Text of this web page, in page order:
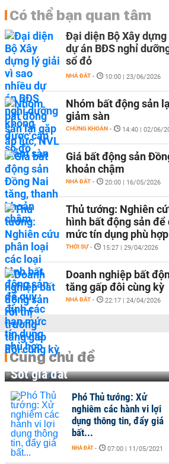
Có thể bạn quan tâm
Đại diện Bộ Xây
dự án BĐS nghỉ
sổ đỏ
NHÀ ĐẤT - 10:00 | 23/06/2026
Nhóm bất động sản
giảm sàn
CHỨNG KHOÁN - 14:40 | 02/06/
Giá bất động sản
khoản chậm
NHÀ ĐẤT - 20:00 | 16/05/2026
Thủ tướng: Nghiên
hình bất động sản
mức tín dụng phù hợp
THỜI SỰ - 15:27 | 29/04/2026
Doanh nghiệp bất
tăng gấp đôi cùng kỳ
NHÀ ĐẤT - 22:17 | 24/04/2026
Cùng chủ đề
Sốt giá đất
Phó Thủ tướng: Xử
nghiêm các hành vi lợi
dụng thông tin, đẩy giá
bất...
NHÀ ĐẤT - 07:00 | 11/05/2021